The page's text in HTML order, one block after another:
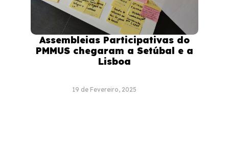
Assembleias Participativas do
PMMUS chegaram a Setúbal e a
Lisboa
19 de Fevereiro, 2025